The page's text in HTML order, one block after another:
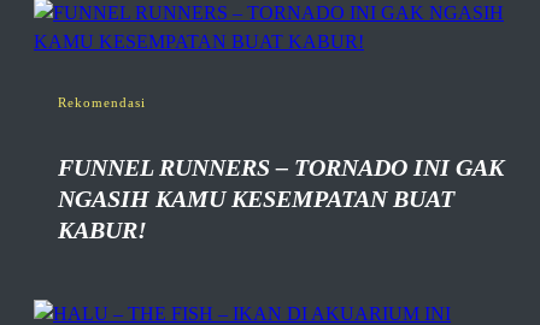
Rekomendasi
FUNNEL RUNNERS – TORNADO INI GAK
NGASIH KAMU KESEMPATAN BUAT
KABUR!